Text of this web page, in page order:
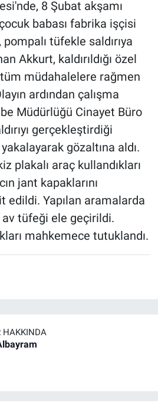
8 Şubat akşamı
babası fabrika işçisi
tüfekle saldırıya
Akkurt, kaldırıldığı özel
müdahalelere rağmen
ardından çalışma
Müdürlüğü Cinayet Büro
gerçekleştirdiği
gözaltına aldı.
plakalı araç kullandıkları
jant kapaklarını
edildi. Yapılan aramalarda
av tüfeği ele geçirildi.
mahkemece tutuklandı.
HAKKINDA